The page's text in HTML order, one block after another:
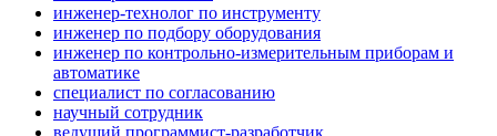
инженер-технолог по инструменту
инженер по подбору оборудования
инженер по контрольно-измерительным приборам и
автоматике
специалист по согласованию
научный сотрудник
ведущий программист-разработчик